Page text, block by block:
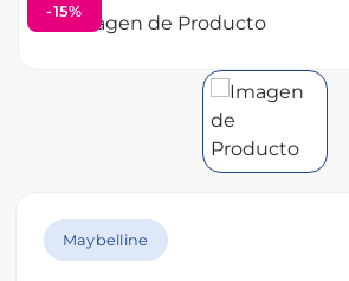
-15%
Maybelline